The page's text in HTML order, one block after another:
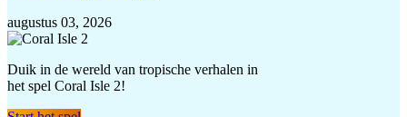
augustus 03, 2026
Duik in de wereld van tropische verhalen in
het spel Coral Isle 2!